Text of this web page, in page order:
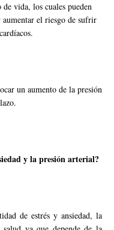
vida, los cuales pueden
el riesgo de sufrir
un aumento de la presión
y la presión arterial?
de estrés y ansiedad, la